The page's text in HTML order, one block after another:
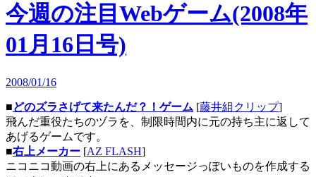
今週の注目Webゲーム(2008年
01月16日号)
2008/01/16
■どのズラさげて来たんだ？！ゲーム [藤井組クリップ]
飛んだ重役たちのヅラを、制限時間内に元の持ち主に返して
あげるゲームです。
■右上メーカー [AZ FLASH]
ニコニコ動画の右上にあるメッセージっぽいものを作成する